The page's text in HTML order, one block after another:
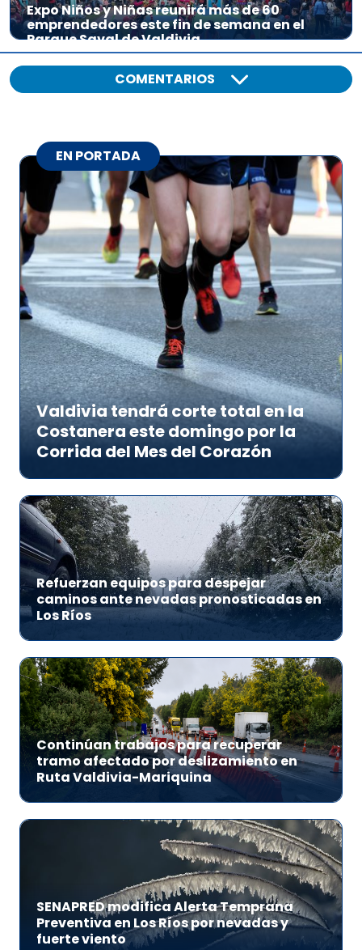
Expo Niños y Niñas reunirá más de 60
emprendedores este fin de semana en el
Parque Saval de Valdivia
COMENTARIOS
EN PORTADA
Valdivia tendrá corte total en la
Costanera este domingo por la
Corrida del Mes del Corazón
Refuerzan equipos para despejar
caminos ante nevadas pronosticadas en
Los Ríos
Continúan trabajos para recuperar
tramo afectado por deslizamiento en
Ruta Valdivia-Mariquina
SENAPRED modifica Alerta Temprana
Preventiva en Los Ríos por nevadas y
fuerte viento